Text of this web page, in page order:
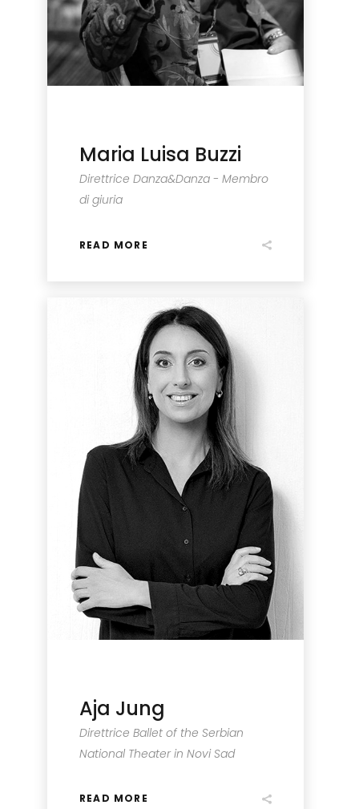
Maria Luisa Buzzi
Direttrice Danza&Danza - Membro
di giuria
READ MORE
Aja Jung
Direttrice Ballet of the Serbian
National Theater in Novi Sad
READ MORE